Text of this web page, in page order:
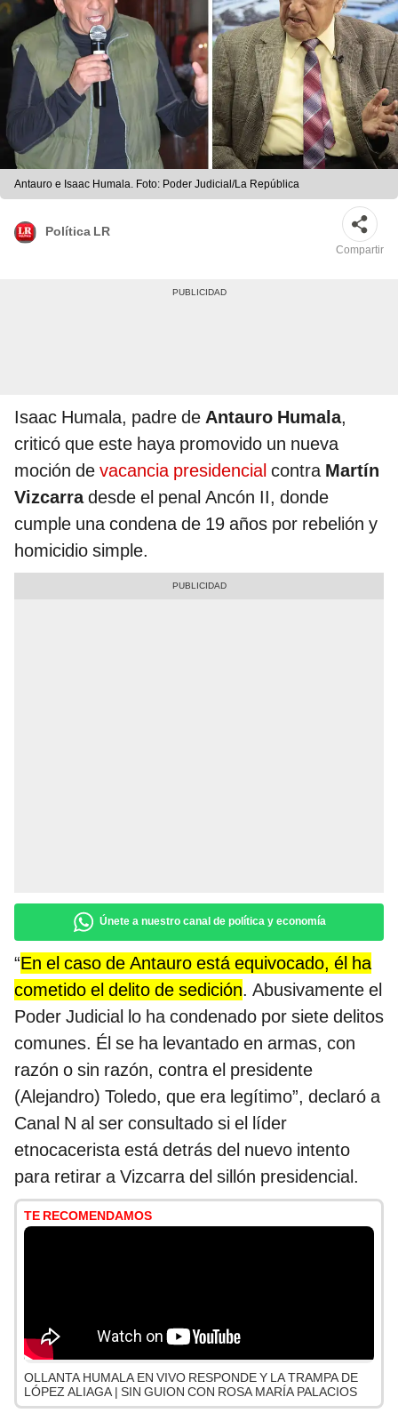
Antauro e Isaac Humala. Foto: Poder Judicial/La República
Política LR
Compartir
Isaac Humala, padre de Antauro Humala,
criticó que este haya promovido un nueva
moción de vacancia presidencial contra Martín
Vizcarradesde el penal Ancón II, donde
cumple una condena de 19 años por rebelión y
homicidio simple.
Únete a nuestro canal de política y economía
“En el caso de Antauro está equivocado, él ha
cometido el delito de sedición. Abusivamente el
Poder Judicial lo ha condenado por siete delitos
comunes. Él se ha levantado en armas, con
razón o sin razón, contra el presidente
(Alejandro) Toledo, que era legítimo”, declaró a
Canal N al ser consultado si el líder
etnocacerista está detrás del nuevo intento
para retirar a Vizcarra del sillón presidencial.
TE RECOMENDAMOS
OLLANTA HUMALA EN VIVO RESPONDE Y LA TRAMPA DE
LÓPEZ ALIAGA | SIN GUION CON ROSA MARÍA PALACIOS